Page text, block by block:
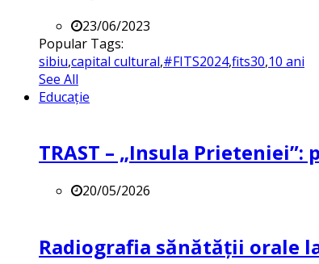
23/06/2023
Popular Tags:
sibiu,capital cultural,#FITS2024,fits30,10 ani
See All
Educație
TRAST – „Insula
20/05/2026
Radiografia sănătății orale la